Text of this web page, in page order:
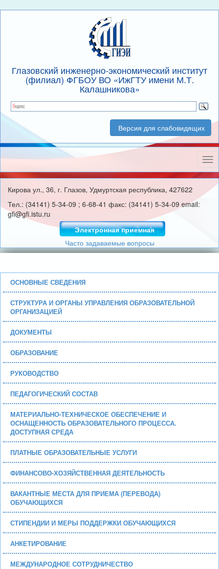
Глазовский инженерно-экономический институт
(филиал) ФГБОУ ВО «ИжГТУ имени М.Т.
Калашникова»
Версия для слабовидящих
Кирова ул., 36, г. Глазов, Удмуртская республика, 427622
Тел.: (34141) 5-34-09 ; 6-68-41 факс: (34141) 5-34-09 email:
gfi@gfi.istu.ru
Электронная приемная
Часто задаваемые вопросы
ОСНОВНЫЕ СВЕДЕНИЯ
СТРУКТУРА И ОРГАНЫ УПРАВЛЕНИЯ ОБРАЗОВАТЕЛЬНОЙ
ОРГАНИЗАЦИЕЙ
ДОКУМЕНТЫ
ОБРАЗОВАНИЕ
РУКОВОДСТВО
ПЕДАГОГИЧЕСКИЙ СОСТАВ
МАТЕРИАЛЬНО-ТЕХНИЧЕСКОЕ ОБЕСПЕЧЕНИЕ И
ОСНАЩЕННОСТЬ ОБРАЗОВАТЕЛЬНОГО ПРОЦЕССА.
ДОСТУПНАЯ СРЕДА
ПЛАТНЫЕ ОБРАЗОВАТЕЛЬНЫЕ УСЛУГИ
ФИНАНСОВО-ХОЗЯЙСТВЕННАЯ ДЕЯТЕЛЬНОСТЬ
ВАКАНТНЫЕ МЕСТА ДЛЯ ПРИЕМА (ПЕРЕВОДА)
ОБУЧАЮЩИХСЯ
СТИПЕНДИИ И МЕРЫ ПОДДЕРЖКИ ОБУЧАЮЩИХСЯ
АНКЕТИРОВАНИЕ
МЕЖДУНАРОДНОЕ СОТРУДНИЧЕСТВО